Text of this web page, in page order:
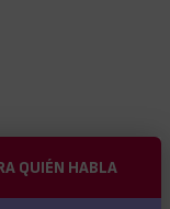
QUIÉN HABLA